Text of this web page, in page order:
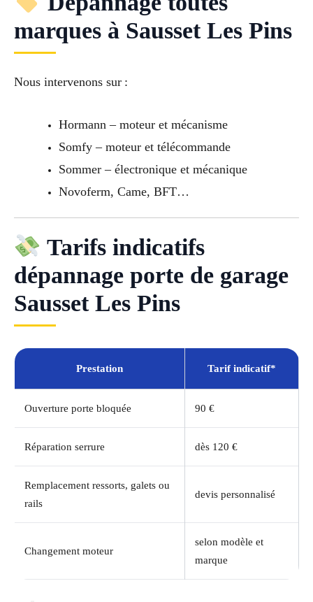
marques à Sausset Les Pins
Nous intervenons sur :
Hormann – moteur et mécanisme
Somfy – moteur et télécommande
Sommer – électronique et mécanique
Novoferm, Came, BFT…
Tarifs indicatifs
dépannage porte de garage
Sausset Les Pins
Prestation Tarif indicatif*
Ouverture porte bloquée 90 €
Réparation serrure dès 120 €
Remplacement ressorts, galets ou
rails
devis personnalisé
Changement moteur
selon modèle et
marque